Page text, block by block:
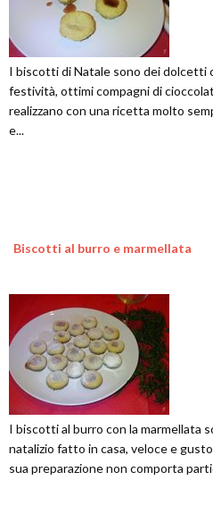
I biscotti di Natale sono dei dolcetti
festività, ottimi compagni di
realizzano con una ricetta molto
e...
Biscotti al burro e marmellata
I biscotti al burro con la marmellata
natalizio fatto in casa, veloce e
sua preparazione non comporta